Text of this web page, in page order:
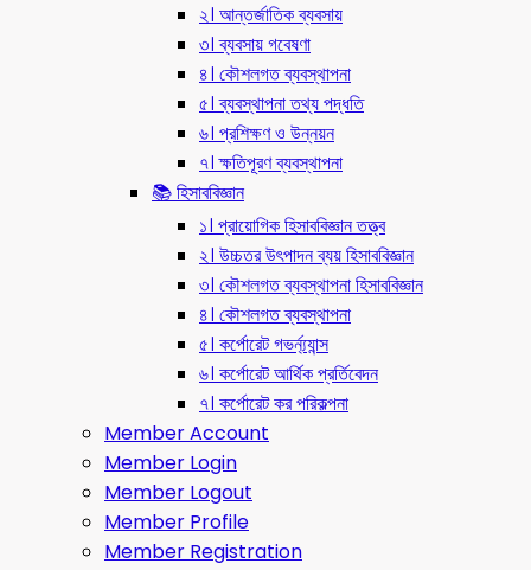
২। আন্তর্জাতিক ব্যবসায়
৩। ব্যবসায় গবেষণা
৪। কৌশলগত ব্যবস্থাপনা
৫। ব্যবস্থাপনা তথ্য পদ্ধতি
৬। প্রশিক্ষণ ও উন্নয়ন
৭। ক্ষতিপূরণ ব্যবস্থাপনা
📚 হিসাববিজ্ঞান
১। প্রায়োগিক হিসাববিজ্ঞান তত্ত্ব
২। উচ্চতর উৎপাদন ব্যয় হিসাববিজ্ঞান
৩। কৌশলগত ব্যবস্থাপনা হিসাববিজ্ঞান
৪। কৌশলগত ব্যবস্থাপনা
৫। কর্পোরেট গভর্ন্য্যান্স
৬। কর্পোরেট আর্থিক প্রর্তিবেদন
৭। কর্পোরেট কর পরিকল্পনা
Member Account
Member Login
Member Logout
Member Profile
Member Registration